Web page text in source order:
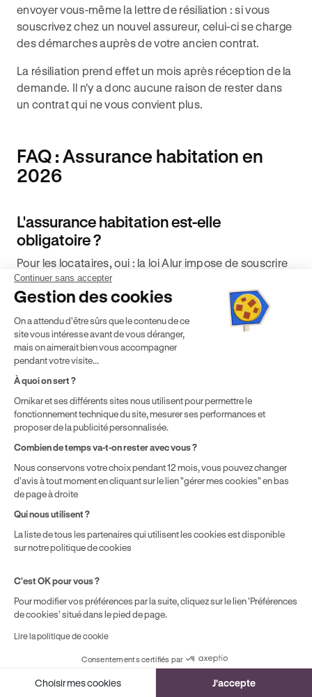
envoyer vous-même la lettre de résiliation : si vous
souscrivez chez un nouvel assureur, celui-ci se charge
des démarches auprès de votre ancien contrat.
La résiliation prend effet un mois après réception de la
demande. Il n'y a donc aucune raison de rester dans
un contrat qui ne vous convient plus.
FAQ : Assurance habitation en
2026
L'assurance habitation est-elle
obligatoire ?
Pour les locataires, oui : la loi Alur impose de souscrire
une assurance couvrant au minimum les risques
locatifs. Sans attestation, votre bailleur peut résilier
votre bail ou souscrire une assurance à votre place,
souvent à un tarif majoré. Pour les propriétaires
occupants, l'assurance n'est pas légalement
obligatoire, mais elle reste indispensable pour se
protéger contre les sinistres. Découvrez en détail
quels cas l'assurance habitation est obligatoire
Quel est le prix moyen d'une assurance
habitation en 2026 ?
Les tarifs varient selon le profil. On constate en 2026
environ 150 € par an pour un appartement locataire
avec une couverture de base, et entre 260 et 430 €
par an pour une maison en propriété selon la surface
et les options. La moyenne nationale tous profils
localisation géographique, le nombre de pièces et la
valeur du capital mobilier sont les principaux facteurs
de variation de la prime.
Qu'est-ce que la valeur à neuf dans une
assurance habitation ?
Continuer sans accepter
Gestion des cookies
On a attendu d'être sûrs que le contenu de ce
site vous intéresse avant de vous déranger,
mais on aimerait bien vous accompagner
pendant votre visite...
À quoi on sert ?
Ornikar et ses différents sites nous utilisent pour permettre le
fonctionnement technique du site, mesurer ses performances et
proposer de la publicité personnalisée.
Combien de temps va-t-on rester avec vous ?
Nous conservons votre choix pendant 12 mois, vous pouvez changer
d'avis à tout moment en cliquant sur le lien "gérer mes cookies" en bas
de page à droite
Qui nous utilisent ?
La liste de tous les partenaires qui utilisent les cookies est disponible
sur notre politique de cookies
C'est OK pour vous ?
Pour modifier vos préférences par la suite, cliquez sur le lien 'Préférences
de cookies' situé dans le pied de page.
Lire la politique de cookie
Consentements certifiés par
Choisir mes cookies J'accepte
Cookies